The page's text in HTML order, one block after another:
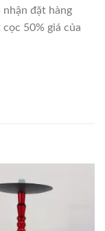
nhận đặt hàng
50% giá của